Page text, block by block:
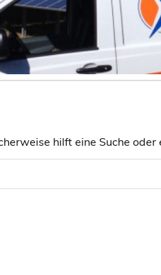
hilft eine Suche oder